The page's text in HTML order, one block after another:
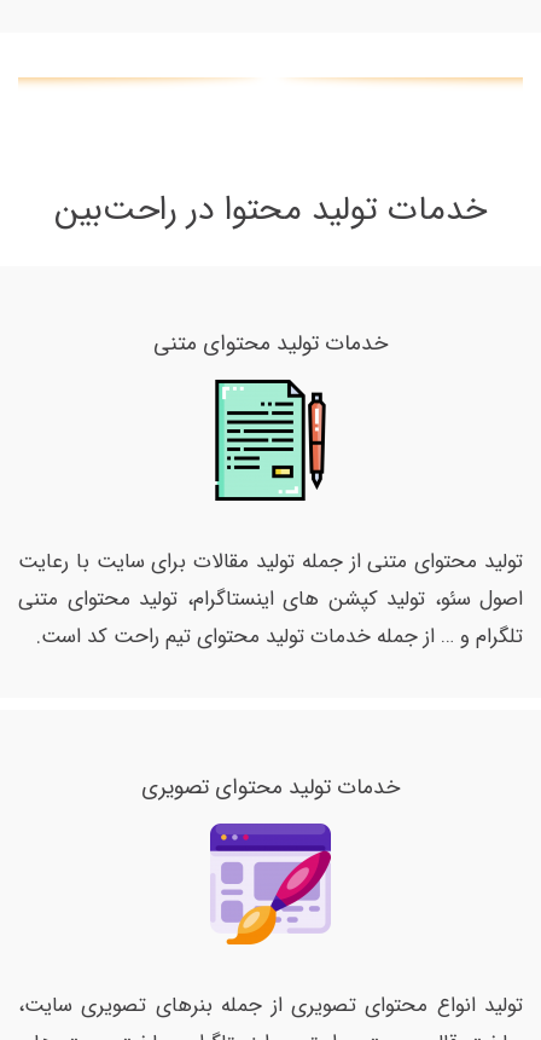
خدمات تولید محتوا در راحت‌بین
خدمات تولید محتوای متنی
تولید محتوای متنی از جمله تولید مقالات برای سایت با رعایت
اصول سئو، تولید کپشن های اینستاگرام، تولید محتوای متنی
تلگرام و … از جمله خدمات تولید محتوای تیم راحت کد است.
خدمات تولید محتوای تصویری
تولید انواع محتوای تصویری از جمله بنرهای تصویری سایت،